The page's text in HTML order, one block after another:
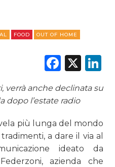
FOOD OUT OF HOME
X
verrà anche declinata su
dopo l’estate radio
più lunga del mondo
a dare il via al
ideato da
azienda che